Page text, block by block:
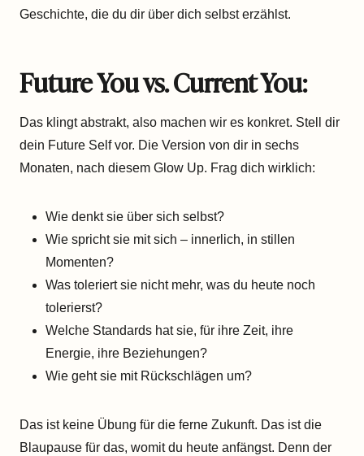
Geschichte, die du dir über dich selbst erzählst.
Future You vs. Current You:
Das klingt abstrakt, also machen wir es konkret. Stell dir
dein Future Self vor. Die Version von dir in sechs
Monaten, nach diesem Glow Up. Frag dich wirklich:
Wie denkt sie über sich selbst?
Wie spricht sie mit sich – innerlich, in stillen
Momenten?
Was toleriert sie nicht mehr, was du heute noch
tolerierst?
Welche Standards hat sie, für ihre Zeit, ihre
Energie, ihre Beziehungen?
Wie geht sie mit Rückschlägen um?
Das ist keine Übung für die ferne Zukunft. Das ist die
Blaupause für das, womit du heute anfängst. Denn der